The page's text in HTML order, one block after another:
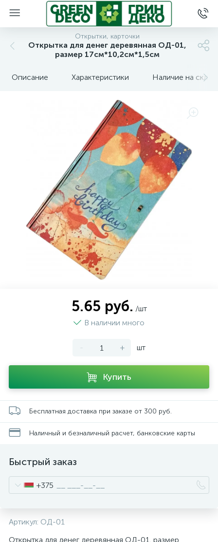
Открытки, карточки
Открытка для денег деревянная ОД-01,
размер 17см*10,2см*1,5см
Описание Характеристики Наличие на
5.65 руб. /шт
В наличии много
- + шт
Купить
Бесплатная доставка при заказе от 300 руб.
Наличный и безналичный расчет, банковские карты
Быстрый заказ
+375
Артикул: ОД-01
Открытка для денег деревянная ОД-01, размер